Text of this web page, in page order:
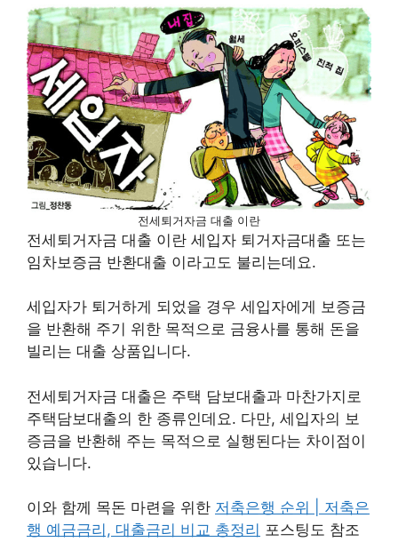
전세퇴거자금 대출 이란
전세퇴거자금 대출 이란 세입자 퇴거자금대출 또는
임차보증금 반환대출 이라고도 불리는데요.
세입자가 퇴거하게 되었을 경우 세입자에게 보증금
을 반환해 주기 위한 목적으로 금융사를 통해 돈을
빌리는 대출 상품입니다.
전세퇴거자금 대출은 주택 담보대출과 마찬가지로
주택담보대출의 한 종류인데요. 다만, 세입자의 보
증금을 반환해 주는 목적으로 실행된다는 차이점이
있습니다.
이와 함께 목돈 마련을 위한 저축은행 순위 | 저축은
행 예금금리, 대출금리 비교 총정리 포스팅도 참조